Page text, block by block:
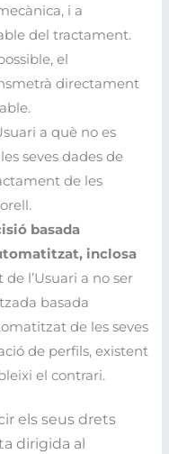
i a
del tractament.
el
directament
a què no es
seves dades de
de les
basada
inclosa
de l’Usuari a no ser
basada
de les seves
de perfils, existent
el contrari.
els seus drets
dirigida al